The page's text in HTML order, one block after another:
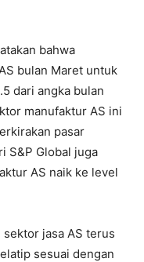
bahwa
bulan Maret untuk
dari angka bulan
manufaktur AS ini
pasar
S&P Global juga
AS naik ke level
sektor jasa AS terus
sesuai dengan